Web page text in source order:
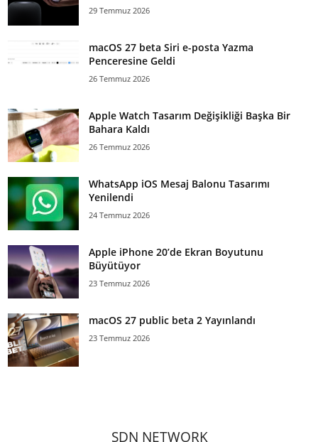
29 Temmuz 2026
macOS 27 beta Siri e-posta Yazma
Penceresine Geldi
26 Temmuz 2026
Apple Watch Tasarım Değişikliği Başka Bir
Bahara Kaldı
26 Temmuz 2026
WhatsApp iOS Mesaj Balonu Tasarımı
Yenilendi
24 Temmuz 2026
Apple iPhone 20’de Ekran Boyutunu
Büyütüyor
23 Temmuz 2026
macOS 27 public beta 2 Yayınlandı
23 Temmuz 2026
SDN NETWORK